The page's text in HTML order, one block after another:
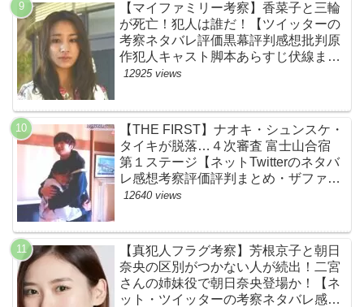
【マイファミリー考察】香菜子と三輪
が死亡！犯人は誰だ！【ツイッターの
考察ネタバレ評価黒幕評判感想批判原
作犯人キャスト脚本あらすじ伏線まと
め】
12925 views
【THE FIRST】ナオキ・シュンスケ・
タイキが脱落…４次審査 富士山合宿
第１ステージ【ネットTwitterのネタバ
レ感想考察評価評判まとめ・ザファー
スト・スッキリ・BE:FIRST・ビーフ
12640 views
【真犯人フラグ考察】芳根京子と朝日
奈央の区別がつかない人が続出！二宮
さんの姉妹役で朝日奈央登場か！【ネ
ット・ツイッターの考察ネタバレ感想